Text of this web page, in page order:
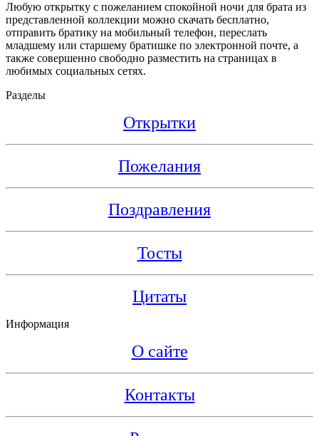
Любую открытку с пожеланием спокойной ночи для брата из
представленной коллекции можно скачать бесплатно,
отправить братику на мобильный телефон, переслать
младшему или старшему братишке по электронной почте, а
также совершенно свободно разместить на страницах в
любимых социальных сетях.
Разделы
Открытки
Пожелания
Поздравления
Тосты
Цитаты
Информация
О сайте
Контакты